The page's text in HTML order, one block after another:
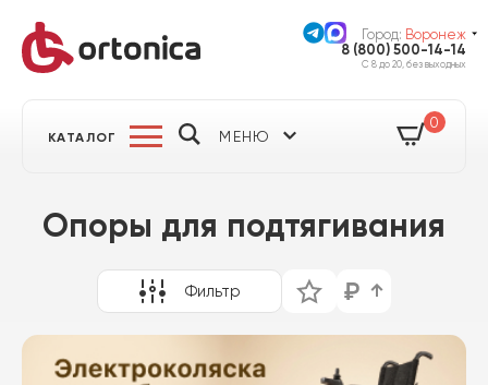
Город: Воронеж
8 (800) 500-14-14
С 8 до 20, без выходных
КАТАЛОГ МЕНЮ
0
Опоры для подтягивания
Фильтр